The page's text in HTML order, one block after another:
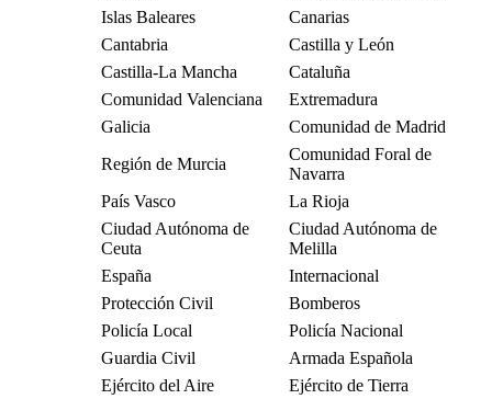
Islas Baleares
Canarias
Cantabria
Castilla y León
Castilla-La Mancha
Cataluña
Comunidad Valenciana
Extremadura
Galicia
Comunidad de Madrid
Región de Murcia
Comunidad Foral de
Navarra
País Vasco
La Rioja
Ciudad Autónoma de
Ceuta
Ciudad Autónoma de
Melilla
España
Internacional
Protección Civil
Bomberos
Policía Local
Policía Nacional
Guardia Civil
Armada Española
Ejército del Aire
Ejército de Tierra